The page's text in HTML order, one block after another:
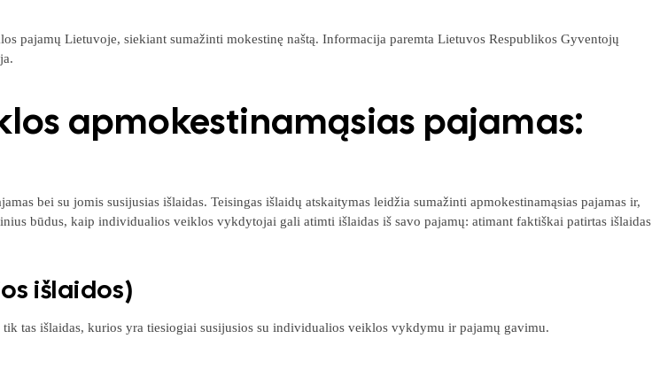
pajamų Lietuvoje, siekiant sumažinti mokestinę naštą. Informacija paremta Lietuvos Respublikos Gyventojų
apmokestinamąsias pajamas:
bei su jomis susijusias išlaidas. Teisingas išlaidų atskaitymas leidžia sumažinti apmokestinamąsias pajamas ir,
būdus, kaip individualios veiklos vykdytojai gali atimti išlaidas iš savo pajamų: atimant faktiškai patirtas išlaidas
išlaidos)
tas išlaidas, kurios yra tiesiogiai susijusios su individualios veiklos vykdymu ir pajamų gavimu.